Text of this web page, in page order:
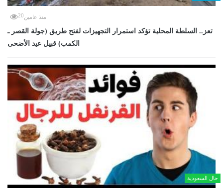
منذ عامين20
تعز.. السلطة المحلية تؤكد استمرار التجهيزات لفتح طريق (جولة القصر ـ
الكمب) قبيل عيد الأضحى
حال السعودية